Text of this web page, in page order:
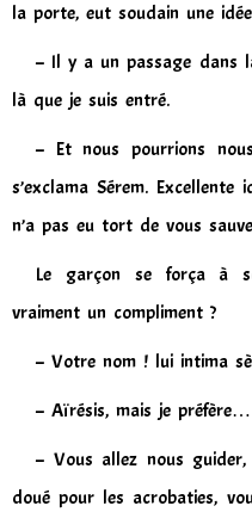
la porte, eut soudain une
– Il y a un passage dans
là que je suis entré.
– Et nous pourrions
s’exclama Sérem. Excellente
n’a pas eu tort de vous
Le garçon se força à
vraiment un compliment ?
– Votre nom ! lui intima
– Aïrésis, mais je préfère…
– Vous allez nous
doué pour les acrobaties,